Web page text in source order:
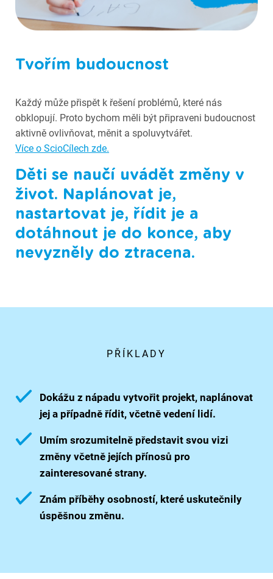
Tvořím budoucnost
Každý může přispět k řešení problémů, které nás
obklopují. Proto bychom měli být připraveni budoucnost
aktivně ovlivňovat, měnit a spoluvytvářet.
Více o ScioCílech zde.
Děti se naučí uvádět změny v
život. Naplánovat je,
nastartovat je, řídit je a
dotáhnout je do konce, aby
nevyzněly do ztracena.
PŘÍKLADY
Dokážu z nápadu vytvořit projekt, naplánovat
jej a případně řídit, včetně vedení lidí.
Umím srozumitelně představit svou vizi
změny včetně jejích přínosů pro
zainteresované strany.
Znám příběhy osobností, které uskutečnily
úspěšnou změnu.